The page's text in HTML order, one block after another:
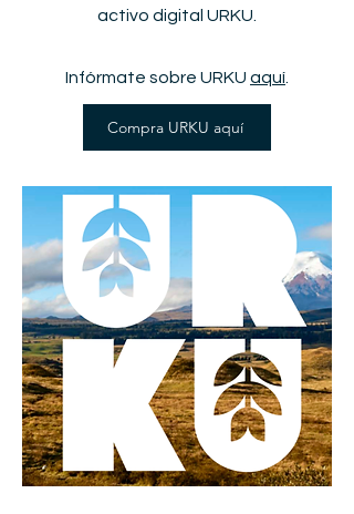
activo digital URKU.
Infórmate sobre URKU aquí
Compra URKU aquí